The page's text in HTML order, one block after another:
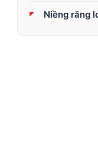
Niềng răng